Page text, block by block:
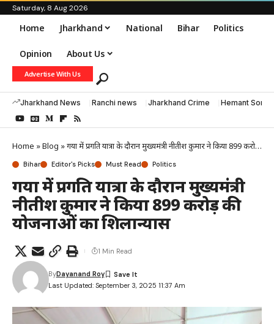
Saturday, 8 Aug 2026
Home Jharkhand National Bihar Politics
Opinion About Us
Advertise With Us
Jharkhand News Ranchi news Jharkhand Crime Hemant Soren
Home »Blog »गया में प्रगति यात्रा के दौरान मुख्यमंत्री नीतीश कुमार ने किया 899 करोड़ की योजनाओं का शिलान्यास
Bihar Editor's Picks Must Read Politics
गया में प्रगति यात्रा के दौरान मुख्यमंत्री
नीतीश कुमार ने किया 899 करोड़ की
योजनाओं का शिलान्यास
Last Updated: September 3, 2025 11:37 Am
ByDayanand Roy
1 Min Read